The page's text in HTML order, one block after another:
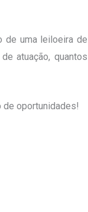
de uma leiloeira de
atuação, quantos
de oportunidades!